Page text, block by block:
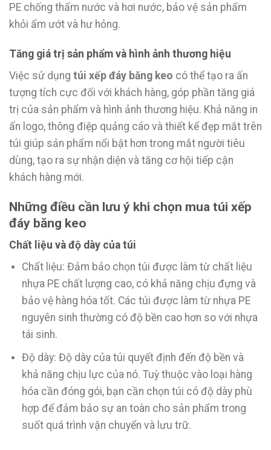
PE chống thấm nước và hơi nước, bảo vệ sản phẩm
khỏi ẩm ướt và hư hỏng.
Tăng giá trị sản phẩm và hình ảnh thương hiệu
Việc sử dụng túi xếp đáy băng keo có thể tạo ra ấn
tượng tích cực đối với khách hàng, góp phần tăng giá
trị của sản phẩm và hình ảnh thương hiệu. Khả năng in
ấn logo, thông điệp quảng cáo và thiết kế đẹp mắt trên
túi giúp sản phẩm nổi bật hơn trong mắt người tiêu
dùng, tạo ra sự nhận diện và tăng cơ hội tiếp cận
khách hàng mới.
Những điều cần lưu ý khi chọn mua túi xếp
đáy băng keo
Chất liệu và độ dày của túi
Chất liệu: Đảm bảo chọn túi được làm từ chất liệu
nhựa PE chất lượng cao, có khả năng chịu đựng và
bảo vệ hàng hóa tốt. Các túi được làm từ nhựa PE
nguyên sinh thường có độ bền cao hơn so với nhựa
tái sinh.
Độ dày: Độ dày của túi quyết định đến độ bền và
khả năng chịu lực của nó. Tuỳ thuộc vào loại hàng
hóa cần đóng gói, bạn cần chọn túi có độ dày phù
hợp để đảm bảo sự an toàn cho sản phẩm trong
suốt quá trình vận chuyển và lưu trữ.